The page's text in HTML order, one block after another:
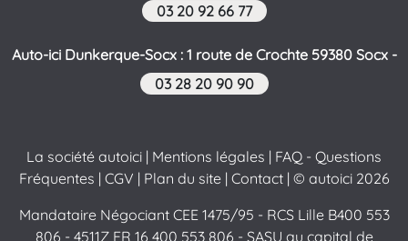
03 20 92 66 77
Auto-ici Dunkerque-Socx : 1 route de Crochte 59380 Socx -
03 28 20 90 90
La société autoici | Mentions légales | FAQ - Questions
Fréquentes | CGV | Plan du site| Contact| © autoici 2026
Mandataire Négociant CEE 1475/95 - RCS Lille B400 553
806 - 4511Z FR 16 400 553 806 - SASU au capital de